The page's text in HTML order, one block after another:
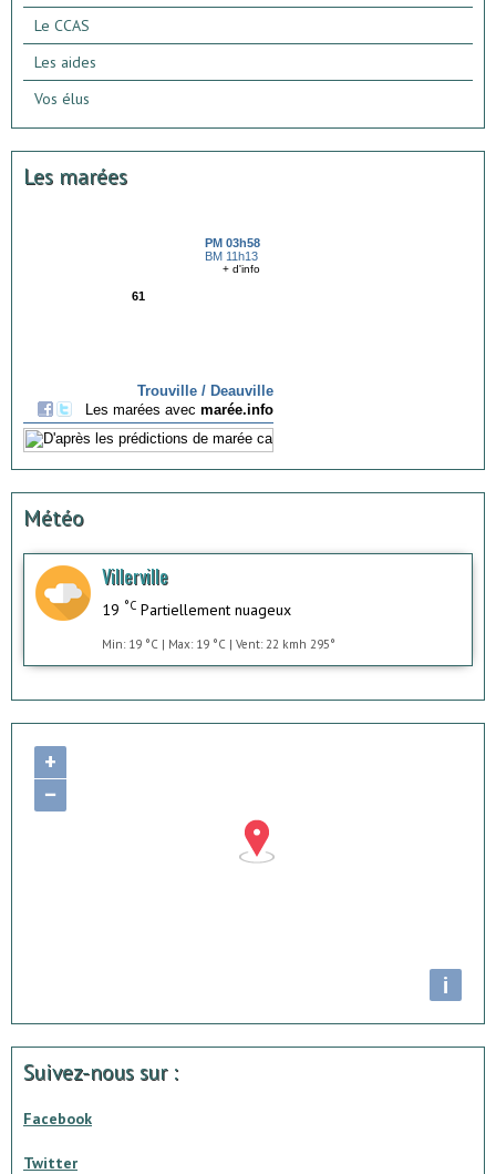
Le CCAS
Les aides
Vos élus
Les marées
Météo
Villerville
19 °C Partiellement nuageux
Min: 19 °C | Max: 19 °C | Vent: 22 kmh 295°
+
−
i
Suivez-nous sur :
Facebook
Twitter